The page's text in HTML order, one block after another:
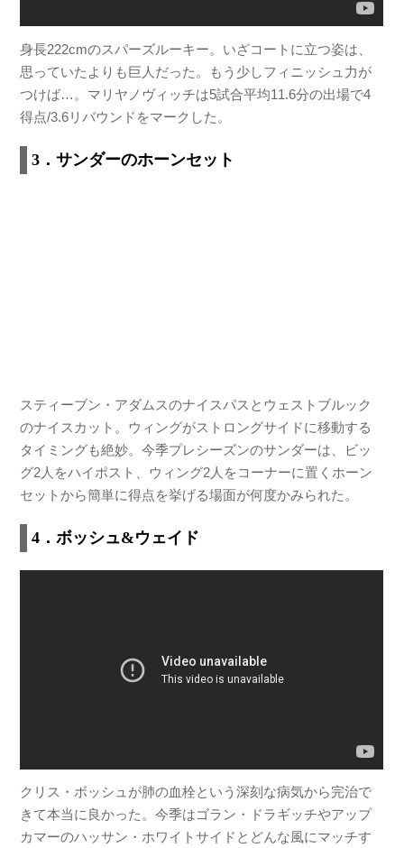
身長222cmのスパーズルーキー。いざコートに立つ姿は、
思っていたよりも巨人だった。もう少しフィニッシュ力が
つけば…。マリヤノヴィッチは5試合平均11.6分の出場で4
得点/3.6リバウンドをマークした。
3．サンダーのホーンセット
スティーブン・アダムスのナイスパスとウェストブルック
のナイスカット。ウィングがストロングサイドに移動する
タイミングも絶妙。今季プレシーズンのサンダーは、ビッ
グ2人をハイポスト、ウィング2人をコーナーに置くホーン
セットから簡単に得点を挙げる場面が何度かみられた。
4．ボッシュ&ウェイド
クリス・ボッシュが肺の血栓という深刻な病気から完治で
きて本当に良かった。今季はゴラン・ドラギッチやアップ
カマーのハッサン・ホワイトサイドとどんな風にマッチす